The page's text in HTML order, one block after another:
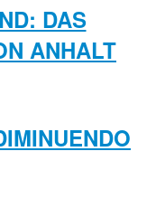
DAS
ANHALT